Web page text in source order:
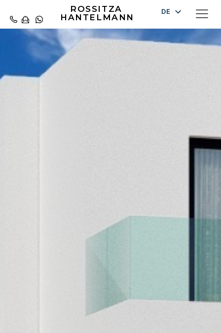
ROSSITZA
HANTELMANN
DE
EN
ES